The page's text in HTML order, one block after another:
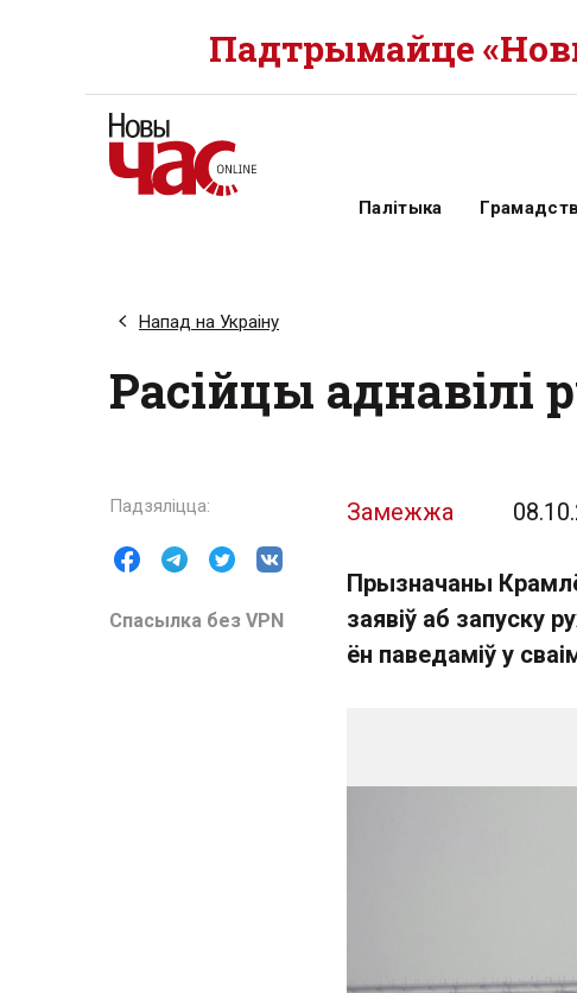
Падтрымайце
Палітыка
Напад на Украіну
Расійцы
Спасылка без VPN
Замежжа
Прызначаны
заявіў аб запуску
ён паведаміў у